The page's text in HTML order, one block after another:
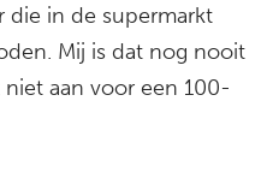
die in de supermarkt
Mij is dat nog nooit
aan voor een 100-